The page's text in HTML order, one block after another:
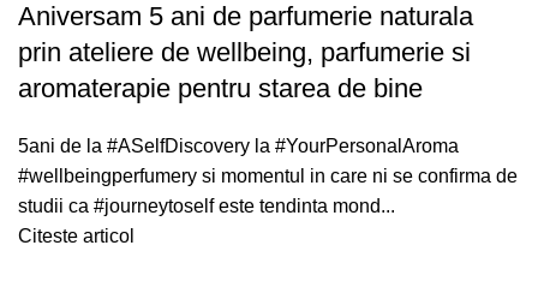
Aniversam 5 ani de parfumerie naturala
prin ateliere de wellbeing, parfumerie si
aromaterapie pentru starea de bine
5ani de la #ASelfDiscovery la #YourPersonalAroma
#wellbeingperfumery si momentul in care ni se confirma de
studii ca #journeytoself este tendinta mond...
Citeste articol